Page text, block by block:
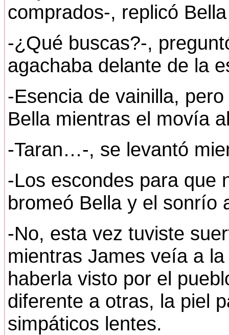
comprados-, replicó
-¿Qué buscas?-,
agachaba delante de la
-Esencia de vainilla,
Bella mientras el movía
-Taran…-, se levantó
-Los escondes para que
bromeó Bella y el sonrío
-No, esta vez tuviste
mientras James veía a
haberla visto por el
diferente a otras, la piel
simpáticos lentes.